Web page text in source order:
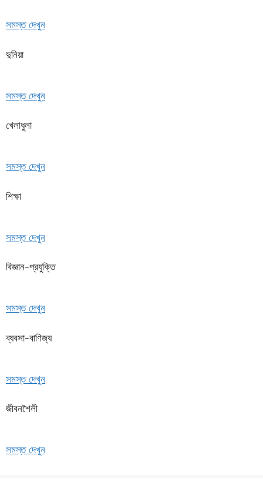
সমস্ত দেখুন
দুনিয়া
সমস্ত দেখুন
খেলাধুলা
সমস্ত দেখুন
শিক্ষা
সমস্ত দেখুন
বিজ্ঞান-প্রযুক্তি
সমস্ত দেখুন
ব্যবসা-বাণিজ্য
সমস্ত দেখুন
জীবনশৈলী
সমস্ত দেখুন